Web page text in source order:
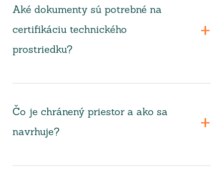
Aké dokumenty sú potrebné na
certifikáciu technického
prostriedku?
Čo je chránený priestor a ako sa
navrhuje?